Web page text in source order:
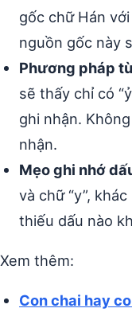
gốc chữ Hán
nguồn gốc này
Phương pháp
sẽ thấy chỉ có
ghi nhận.
nhận.
Mẹo ghi nhớ
và chữ “y”,
thiếu dấu nào
Xem thêm:
Con chai hay